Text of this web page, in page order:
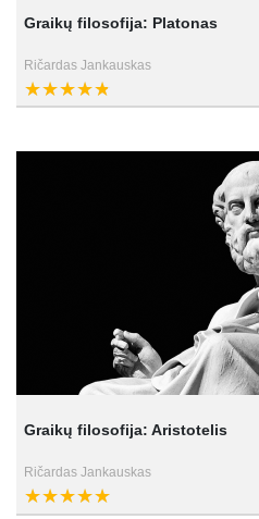
Graikų filosofija: Platonas
Ričardas Jankauskas
Graikų filosofija: Aristotelis
Ričardas Jankauskas